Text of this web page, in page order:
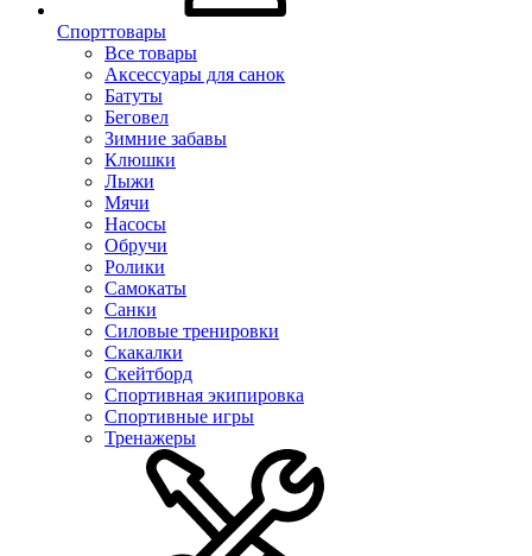
Спорттовары
Все товары
Аксессуары для санок
Батуты
Беговел
Зимние забавы
Клюшки
Лыжи
Мячи
Насосы
Обручи
Ролики
Самокаты
Санки
Силовые тренировки
Скакалки
Скейтборд
Спортивная экипировка
Спортивные игры
Тренажеры